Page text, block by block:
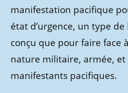
manifestation pacifique
état d’urgence, un type de
conçu que pour faire face
nature militaire, armée, et
manifestants pacifiques.